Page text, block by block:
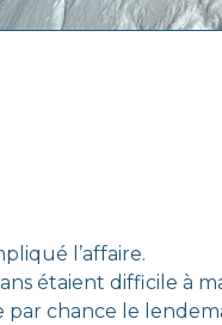
l’affaire.
étaient difficile à
chance le